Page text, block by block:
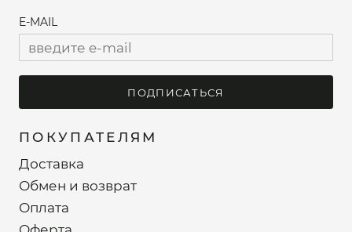
ПОКУПАТЕЛЯМ
Доставка
Обмен и возврат
Оплата
E-MAIL
ПОДПИСАТЬСЯ